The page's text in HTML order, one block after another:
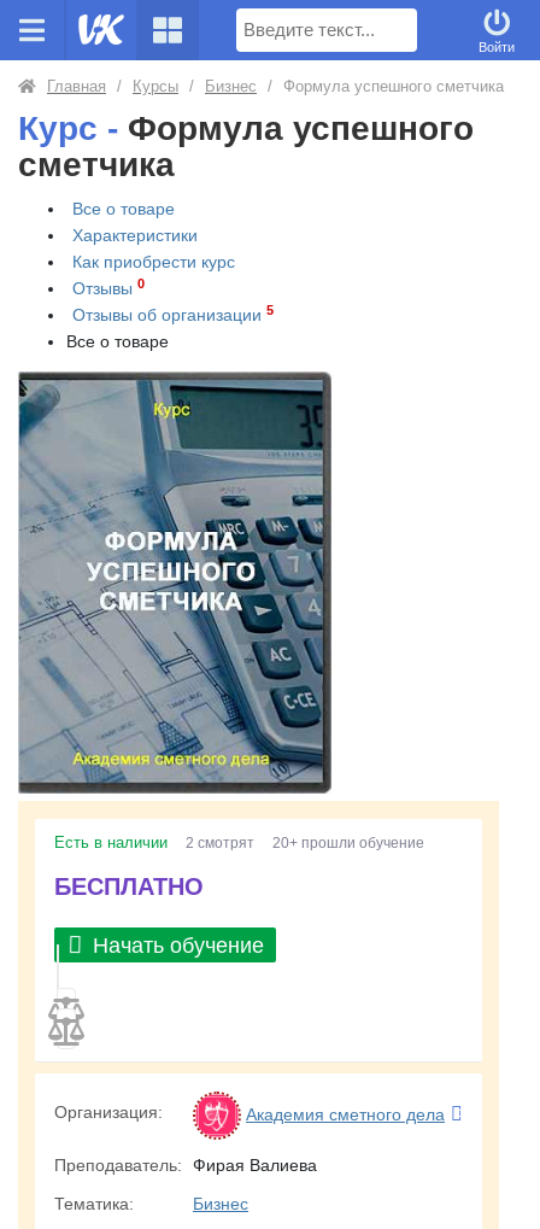
Поиск
Войти
Главная / Курсы / Бизнес / Формула успешного сметчика
Курс - Формула успешного
сметчика
Все о товаре
Характеристики
Как приобрести курс
Отзывы 0
Отзывы об организации 5
Все о товаре
Есть в наличии 2 смотрят 20+ прошли обучение
БЕСПЛАТНО
Начать обучение
Организация: Академия сметного дела
Преподаватель:
Фирая Валиева
Тематика:
Бизнес